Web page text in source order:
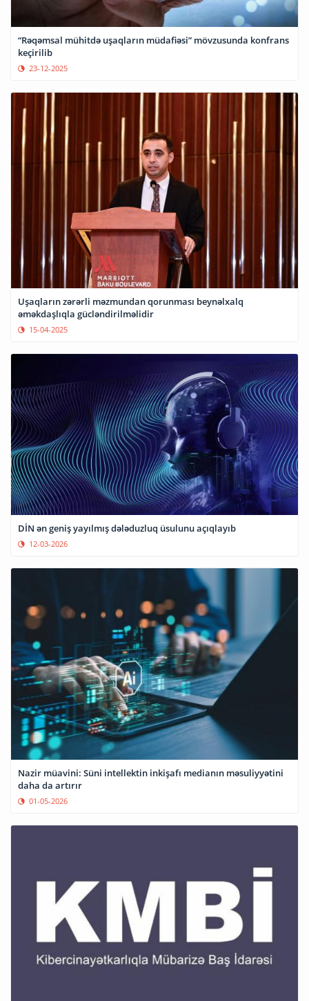
“Rəqəmsal mühitdə uşaqların müdafiəsi” mövzusunda konfrans
keçirilib
23-12-2025
Uşaqların zərərli məzmundan qorunması beynəlxalq
əməkdaşlıqla gücləndirilməlidir
15-04-2025
DİN ən geniş yayılmış dələduzluq üsulunu açıqlayıb
12-03-2026
Nazir müavini: Süni intellektin inkişafı medianın məsuliyyətini
daha da artırır
01-05-2026